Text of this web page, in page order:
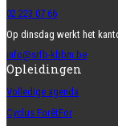
02 223 07 66
Op dinsdag werkt het
info@srfb-kbbm.be
Opleidingen
Volledige agenda
Cyclus ForêtFor